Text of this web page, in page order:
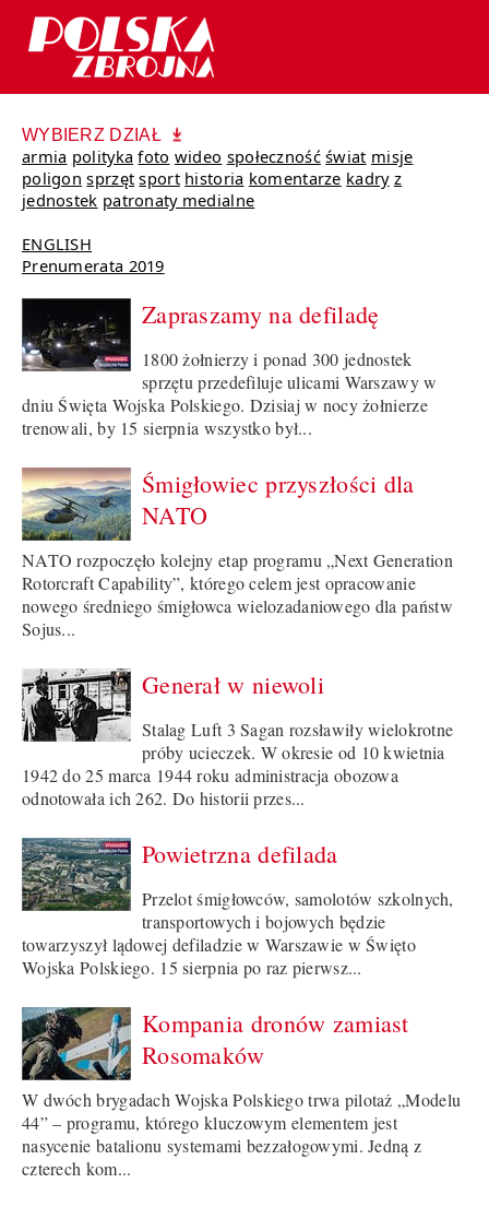
WYBIERZ DZIAŁ
armia polityka foto wideo społeczność świat misje
poligon sprzęt sport historia komentarze kadry z
jednostek patronaty medialne
ENGLISH
Prenumerata 2019
Zapraszamy na defiladę
1800 żołnierzy i ponad 300 jednostek
sprzętu przedefiluje ulicami Warszawy w
dniu Święta Wojska Polskiego. Dzisiaj w nocy żołnierze
trenowali, by 15 sierpnia wszystko był...
Śmigłowiec przyszłości dla
NATO
NATO rozpoczęło kolejny etap programu „Next Generation
Rotorcraft Capability”, którego celem jest opracowanie
nowego średniego śmigłowca wielozadaniowego dla państw
Sojus...
Generał w niewoli
Stalag Luft 3 Sagan rozsławiły wielokrotne
próby ucieczek. W okresie od 10 kwietnia
1942 do 25 marca 1944 roku administracja obozowa
odnotowała ich 262. Do historii przes...
Powietrzna defilada
Przelot śmigłowców, samolotów szkolnych,
transportowych i bojowych będzie
towarzyszył lądowej defiladzie w Warszawie w Święto
Wojska Polskiego. 15 sierpnia po raz pierwsz...
Kompania dronów zamiast
Rosomaków
W dwóch brygadach Wojska Polskiego trwa pilotaż „Modelu
44” – programu, którego kluczowym elementem jest
nasycenie batalionu systemami bezzałogowymi. Jedną z
czterech kom...